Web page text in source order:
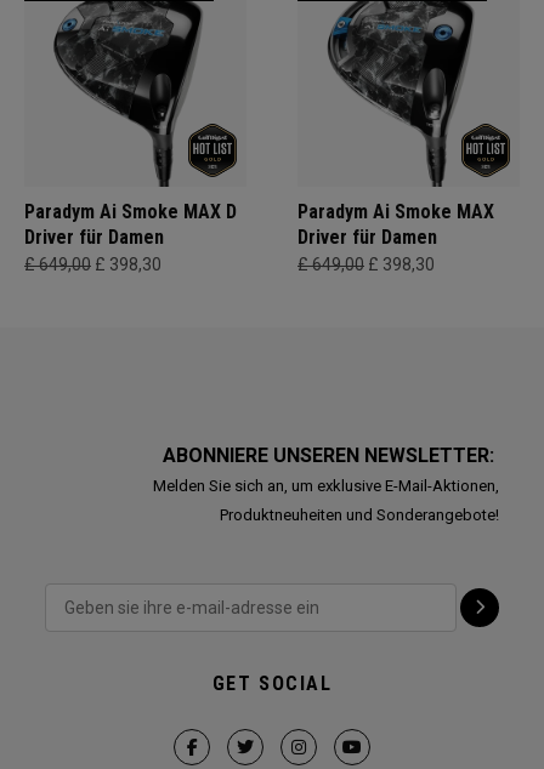
Paradym Ai Smoke MAX D
Driver für Damen
£ 649,00 £ 398,30
Paradym Ai Smoke MAX
Driver für Damen
£ 649,00 £ 398,30
ABONNIERE UNSEREN NEWSLETTER:
Melden Sie sich an, um exklusive E-Mail-Aktionen,
Produktneuheiten und Sonderangebote!
GET SOCIAL